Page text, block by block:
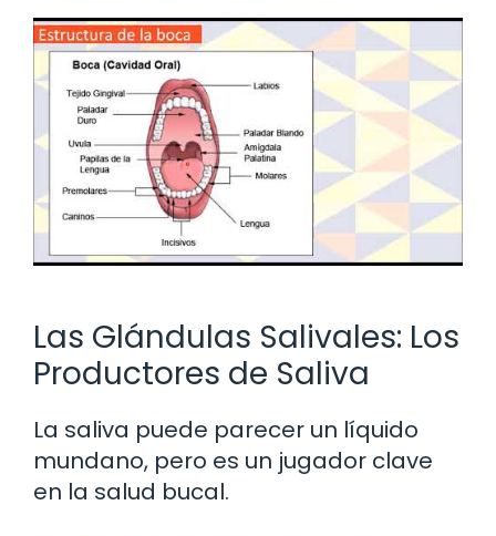
Las Glándulas Salivales: Los
Productores de Saliva
La saliva puede parecer un líquido
mundano, pero es un jugador clave
en la salud bucal.